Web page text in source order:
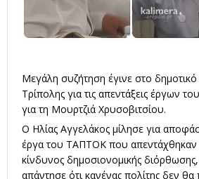
Μεγάλη συζήτηση έγινε στο
Τρίπολης για τις απεντάξεις έργων
για τη Μουρτζιά Χρυσοβιτσίου.
Ο Ηλίας Αγγελάκος μίλησε για
έργα του ΤΑΠΤΟΚ που απεντάχθηκαν
κίνδυνος δημοσιονομικής
απάντησε ότι κανένας πολίτης δεν